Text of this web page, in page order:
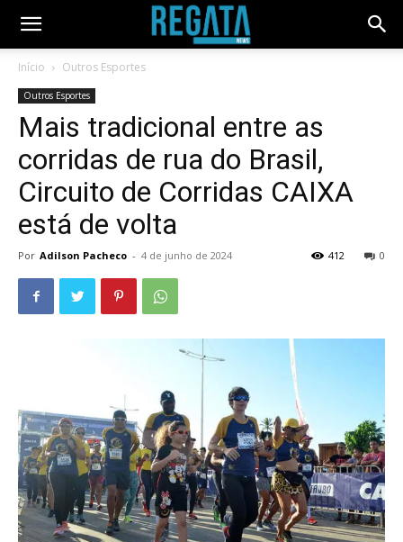
Início Outros Esportes
Outros Esportes
Mais tradicional entre as
corridas de rua do Brasil,
Circuito de Corridas CAIXA
está de volta
Por Adilson Pacheco - 4 de junho de 2024 0
412